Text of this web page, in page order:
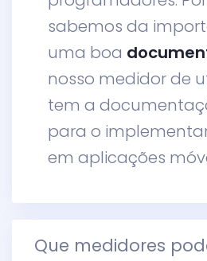
sabemos da
uma boa
nosso medidor de
tem a
para o
em aplicações
Que medidores